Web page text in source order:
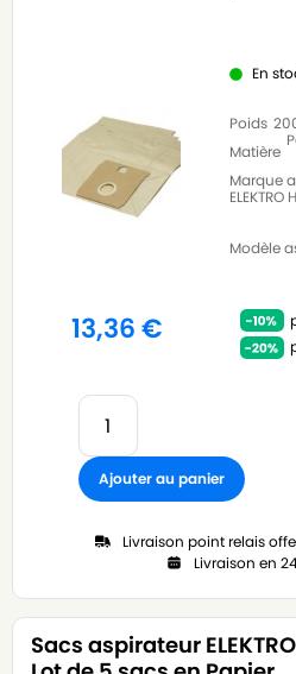
En
Poids
Matière
Marque
ELEKTRO
Modèle
13,36€
Ajouter au panier
Livraison point relais
Livraison en
Sacs aspirateur